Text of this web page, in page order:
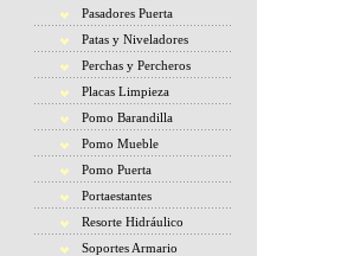
Pasadores Puerta
Patas y Niveladores
Perchas y Percheros
Placas Limpieza
Pomo Barandilla
Pomo Mueble
Pomo Puerta
Portaestantes
Resorte Hidráulico
Soportes Armario